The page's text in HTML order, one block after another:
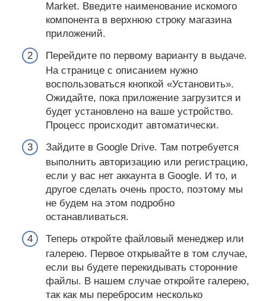
Market. Введите наименование искомого
компонента в верхнюю строку магазина
приложений.
Перейдите по первому варианту в выдаче.
На странице с описанием нужно
воспользоваться кнопкой «Установить».
Ожидайте, пока приложение загрузится и
будет установлено на ваше устройство.
Процесс происходит автоматически.
Зайдите в Google Drive. Там потребуется
выполнить авторизацию или регистрацию,
если у вас нет аккаунта в Google. И то, и
другое сделать очень просто, поэтому мы
не будем на этом подробно
останавливаться.
Теперь откройте файловый менеджер или
галерею. Первое открывайте в том случае,
если вы будете перекидывать сторонние
файлы. В нашем случае откройте галерею,
так как мы перебросим несколько